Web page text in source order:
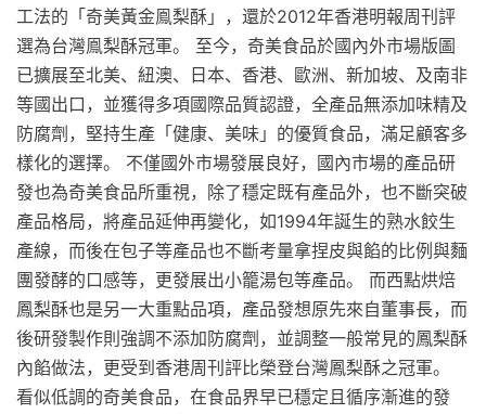
工法的「奇美黃金鳯梨酥」，還於2012年香港明報周刊評
選為台灣鳯梨酥冠軍。 至今，奇美食品於國內外市場版圖
已擴展至北美、紐澳、日本、香港、歐洲、新加坡、及南非
等國出口，並獲得多項國際品質認證，全產品無添加味精及
防腐劑，堅持生產「健康、美味」的優質食品，滿足顧客多
樣化的選擇。 不僅國外市場發展良好，國內市場的產品研
發也為奇美食品所重視，除了穩定既有產品外，也不斷突破
產品格局，將產品延伸再變化，如1994年誕生的熟水餃生
產線，而後在包子等產品也不斷考量拿捏皮與餡的比例與麵
團發酵的口感等，更發展出小籠湯包等產品。 而西點烘焙
鳳梨酥也是另一大重點品項，產品發想原先來自董事長，而
後研發製作則強調不添加防腐劑，並調整一般常見的鳳梨酥
內餡做法，更受到香港周刊評比榮登台灣鳳梨酥之冠軍。
看似低調的奇美食品，在食品界早已穩定且循序漸進的發